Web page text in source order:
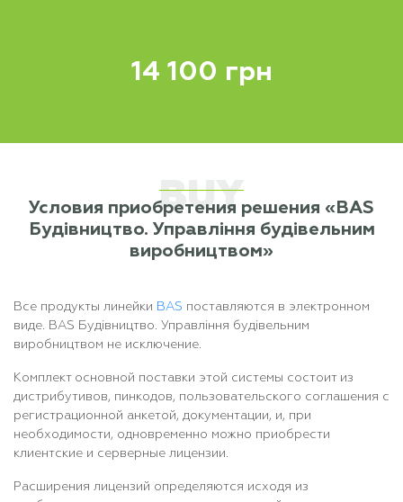
14 100 грн
Условия приобретения решения «BAS
Будівництво. Управління будівельним
виробництвом»
BUY
Все продукты линейки BAS поставляются в электронном
виде. BAS Будівництво. Управління будівельним
виробництвом не исключение.
Комплект основной поставки этой системы состоит из
дистрибутивов, пинкодов, пользовательского соглашения с
регистрационной анкетой, документации, и, при
необходимости, одновременно можно приобрести
клиентские и серверные лицензии.
Расширения лицензий определяются исходя из